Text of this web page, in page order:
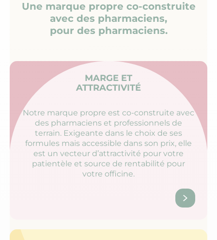
Une marque propre co-construite
avec des pharmaciens,
pour des pharmaciens.
MARGE ET
ATTRACTIVITÉ
Notre marque propre est co-construite avec
des pharmaciens et professionnels de
terrain. Exigeante dans le choix de ses
formules mais accessible dans son prix, elle
est un vecteur d’attractivité pour votre
patientèle et source de rentabilité pour
votre officine.​